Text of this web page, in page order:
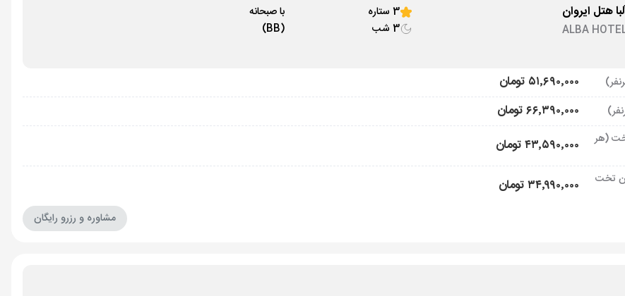
هتل ایروان
ALBA
3 ستاره
3 شب
با صبحانه
(BB)
۵۱٬۶۹۰٬۰۰۰ تومان
۶۶٬۳۹۰٬۰۰۰ تومان
(هر
۴۳٬۵۹۰٬۰۰۰ تومان
تخت
۳۴٬۹۹۰٬۰۰۰ تومان
مشاوره و رزرو رایگان